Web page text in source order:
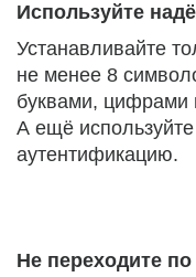
Используйте
Устанавливайте
не менее 8
буквами, цифрами
А ещё
аутентификацию.
Не переходите